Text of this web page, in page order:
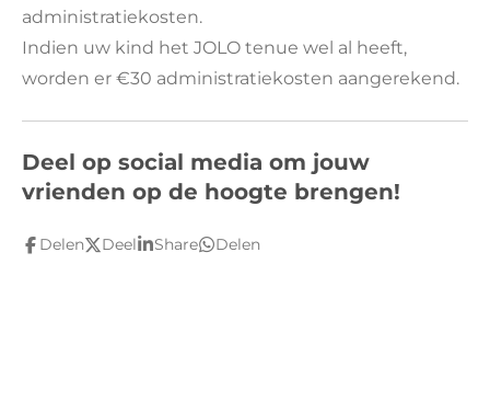
administratiekosten.
Indien uw kind het JOLO tenue wel al heeft,
worden er €30 administratiekosten aangerekend.
Deel op social media om jouw
vrienden op de hoogte brengen!
Delen Deel Share Delen